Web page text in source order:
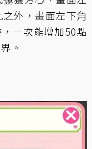
外，畫面左下角
一次能增加50點
。